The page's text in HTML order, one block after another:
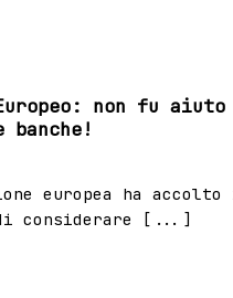
non fu
europea ha
di considerare [...]